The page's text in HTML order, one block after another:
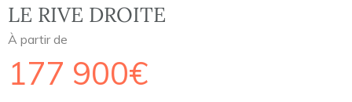
LE RIVE DROITE
À partir de
177 900€